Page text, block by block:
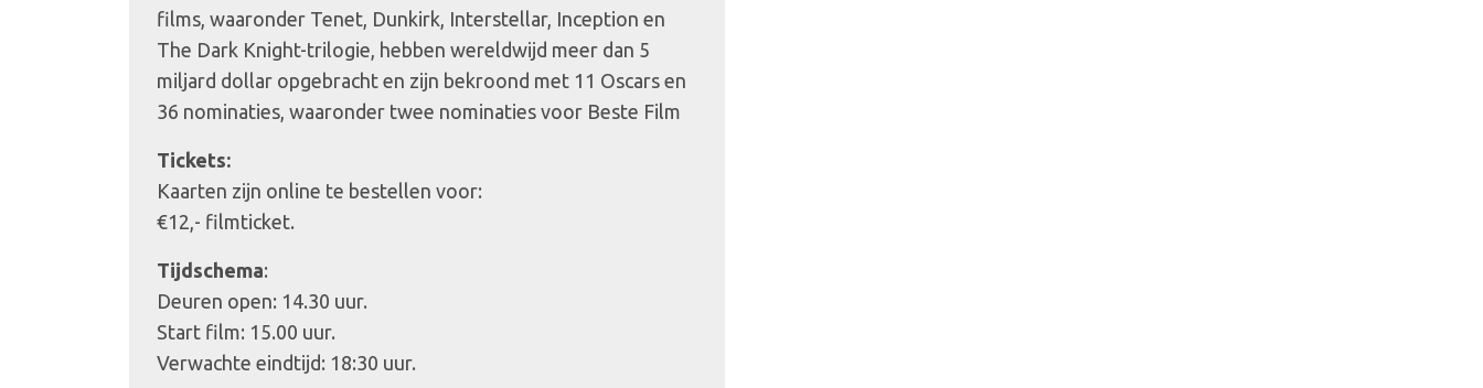
films, waaronder Tenet, Dunkirk, Interstellar, Inception en
The Dark Knight-trilogie, hebben wereldwijd meer dan 5
miljard dollar opgebracht en zijn bekroond met 11 Oscars en
36 nominaties, waaronder twee nominaties voor Beste Film
Tickets:
Kaarten zijn online te bestellen voor:
€12,- filmticket.
Tijdschema:
Deuren open: 14.30 uur.
Start film: 15.00 uur.
Verwachte eindtijd: 18:30 uur.